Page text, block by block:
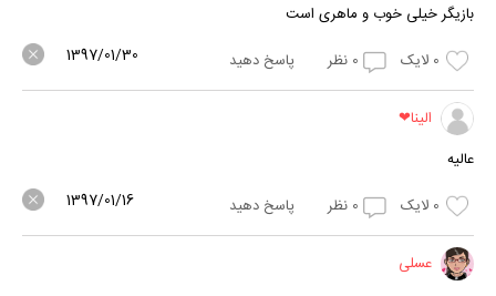
بازیگر خیلی خوب و ماهری است
0 لایک 0 نظر پاسخ دهید 1397/01/30
الینا❤
عالیه
0 لایک 0 نظر پاسخ دهید 1397/01/16
عسلی